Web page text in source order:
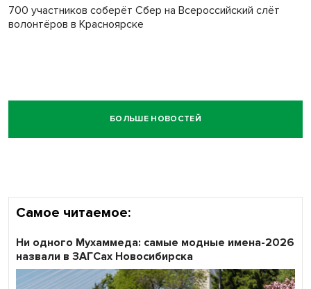
700 участников соберёт Сбер на Всероссийский слёт
волонтёров в Красноярске
БОЛЬШЕ НОВОСТЕЙ
Самое читаемое:
Ни одного Мухаммеда: самые модные имена-2026
назвали в ЗАГСах Новосибирска